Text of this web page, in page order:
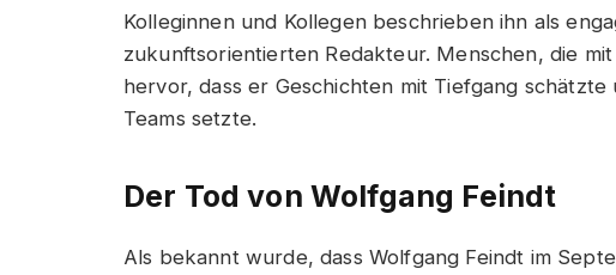
Kolleginnen und Kollegen beschrieben ihn als
zukunftsorientierten Redakteur. Menschen, die
hervor, dass er Geschichten mit Tiefgang
Teams setzte.
Der Tod von Wolfgang Feindt
Als bekannt wurde, dass Wolfgang Feindt im